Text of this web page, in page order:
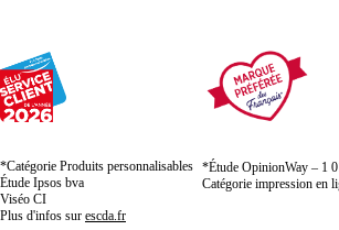
*Catégorie Produits personnalisables
Étude Ipsos bva
Viséo CI
Plus d'infos sur escda.fr
*Étude OpinionWay – 1
Catégorie impression en